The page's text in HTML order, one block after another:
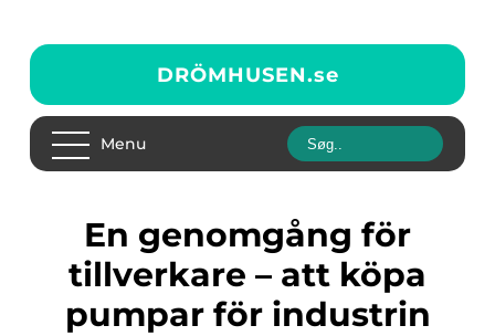
DRÖMHUSEN.se
Menu
En genomgång för
tillverkare – att köpa
pumpar för industrin